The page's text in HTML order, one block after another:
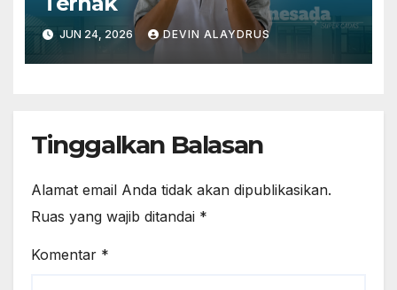
JUN 24, 2026 DEVIN ALAYDRUS
Tinggalkan Balasan
Alamat email Anda tidak akan dipublikasikan.
Ruas yang wajib ditandai *
Komentar *